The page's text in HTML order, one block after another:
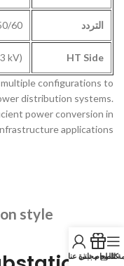
التردد 60 Hz
HT Side
kV)
configurations to
distribution systems.
power conversion in
applications.
style
الطعام
كتالوج مجانينبذة عنا